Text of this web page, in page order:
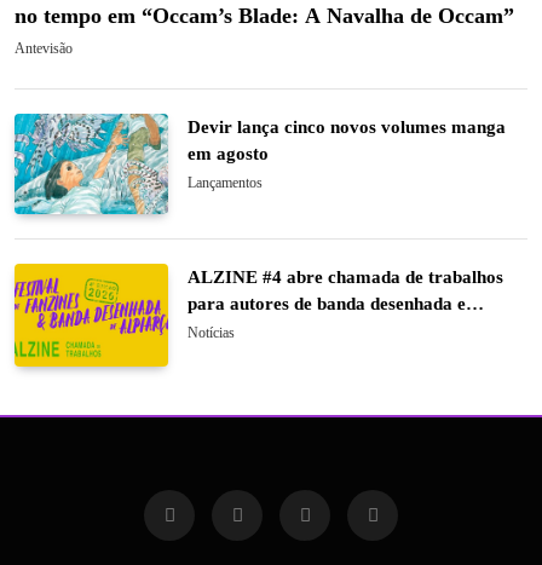
no tempo em “Occam’s Blade: A Navalha de Occam”
Antevisão
Devir lança cinco novos volumes manga
em agosto
Lançamentos
ALZINE #4 abre chamada de trabalhos
para autores de banda desenhada e
ilustração
Notícias